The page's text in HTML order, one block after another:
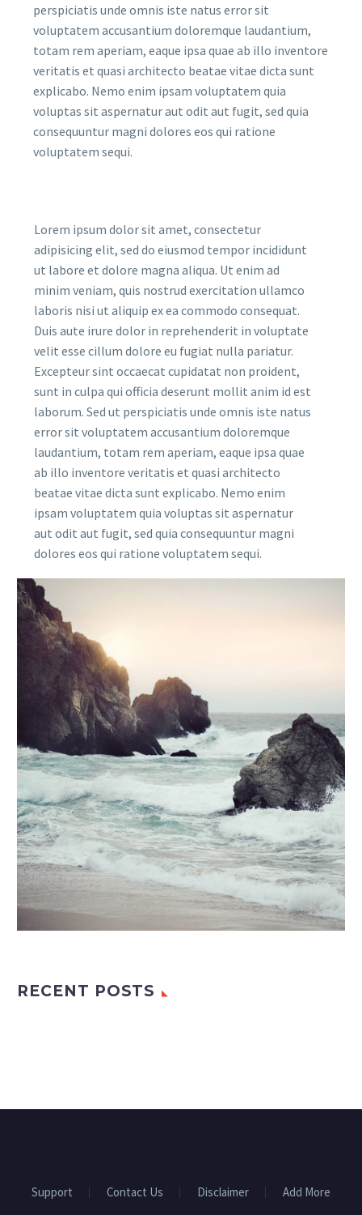
perspiciatis unde omnis iste natus error sit
voluptatem accusantium doloremque laudantium,
totam rem aperiam, eaque ipsa quae ab illo inventore
veritatis et quasi architecto beatae vitae dicta sunt
explicabo. Nemo enim ipsam voluptatem quia
voluptas sit aspernatur aut odit aut fugit, sed quia
consequuntur magni dolores eos qui ratione
voluptatem sequi.
Lorem ipsum dolor sit amet, consectetur
adipisicing elit, sed do eiusmod tempor incididunt
ut labore et dolore magna aliqua. Ut enim ad
minim veniam, quis nostrud exercitation ullamco
laboris nisi ut aliquip ex ea commodo consequat.
Duis aute irure dolor in reprehenderit in voluptate
velit esse cillum dolore eu fugiat nulla pariatur.
Excepteur sint occaecat cupidatat non proident,
sunt in culpa qui officia deserunt mollit anim id est
laborum. Sed ut perspiciatis unde omnis iste natus
error sit voluptatem accusantium doloremque
laudantium, totam rem aperiam, eaque ipsa quae
ab illo inventore veritatis et quasi architecto
beatae vitae dicta sunt explicabo. Nemo enim
ipsam voluptatem quia voluptas sit aspernatur
aut odit aut fugit, sed quia consequuntur magni
dolores eos qui ratione voluptatem sequi.
RECENT POSTS
Support Contact Us Disclaimer Add More